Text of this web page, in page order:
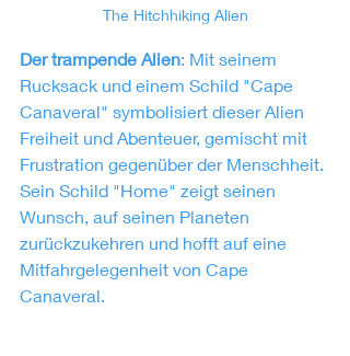
The Hitchhiking Alien
Der trampende Alien: Mit seinem
Rucksack und einem Schild "Cape
Canaveral" symbolisiert dieser Alien
Freiheit und Abenteuer, gemischt mit
Frustration gegenüber der Menschheit.
Sein Schild "Home" zeigt seinen
Wunsch, auf seinen Planeten
zurückzukehren und hofft auf eine
Mitfahrgelegenheit von Cape
Canaveral.